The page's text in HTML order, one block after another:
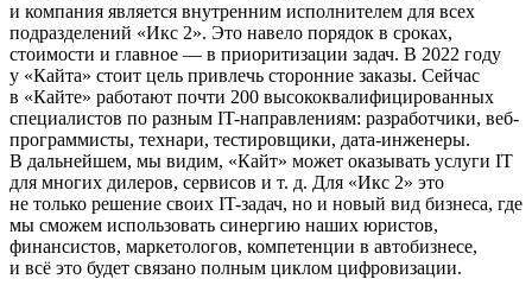
и компания является внутренним исполнителем для всех
подразделений «Икс 2». Это навело порядок в сроках,
стоимости и главное — в приоритизации задач. В 2022 году
у «Кайта» стоит цель привлечь сторонние заказы. Сейчас
в «Кайте» работают почти 200 высококвалифицированных
специалистов по разным IT-направлениям: разработчики, веб-
программисты, технари, тестировщики, дата-инженеры.
В дальнейшем, мы видим, «Кайт» может оказывать услуги IT
для многих дилеров, сервисов и т. д. Для «Икс 2» это
не только решение своих IT-задач, но и новый вид бизнеса, где
мы сможем использовать синергию наших юристов,
финансистов, маркетологов, компетенции в автобизнесе,
и всё это будет связано полным циклом цифровизации.